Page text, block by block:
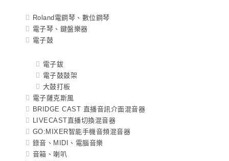
Roland電鋼琴、數位鋼琴
電子琴、鍵盤樂器
電子鼓
電子鈸
電子鼓鼓架
大鼓打板
電子薩克斯風
BRIDGE CAST 直播音訊介面混音器
LIVECAST直播切換混音器
GO:MIXER智能手機音頻混音器
錄音、MIDI、電腦音樂
音箱、喇叭